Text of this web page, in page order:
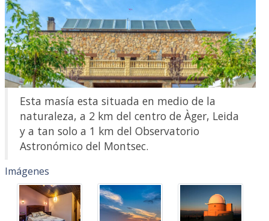
Esta masía esta situada en medio de la
naturaleza, a 2 km del centro de Àger, Leida
y a tan solo a 1 km del Observatorio
Astronómico del Montsec.
Imágenes